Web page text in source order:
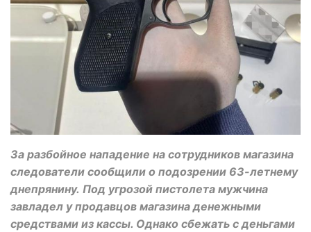
За разбойное нападение на сотрудников магазина
следователи сообщили о подозрении 63-летнему
днепрянину. Под угрозой пистолета мужчина
завладел у продавцов магазина денежными
средствами из кассы. Однако сбежать с деньгами